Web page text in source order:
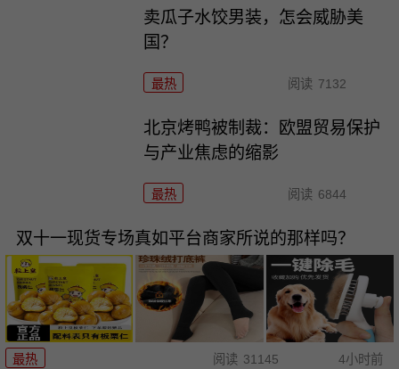
卖瓜子水饺男装，怎会威胁美
国？
最热 阅读 7132
北京烤鸭被制裁：欧盟贸易保护
与产业焦虑的缩影
最热 阅读 6844
双十一现货专场真如平台商家所说的那样吗？
最热 阅读 31145 4小时前